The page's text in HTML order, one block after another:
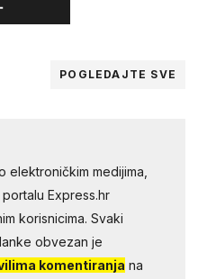
POGLEDAJTE SVE
elektroničkim medijima,
Express.hr
korisnicima. Svaki
obvezan je
komentiranja na